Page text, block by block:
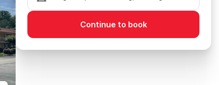
Continue to book